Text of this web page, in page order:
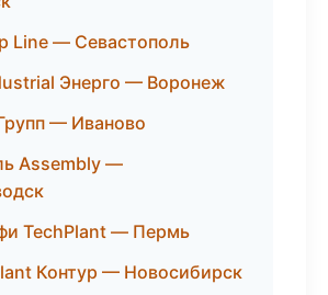
Line — Севастополь
Энерго — Воронеж
— Иваново
Assembly —
TechPlant — Пермь
Контур — Новосибирск